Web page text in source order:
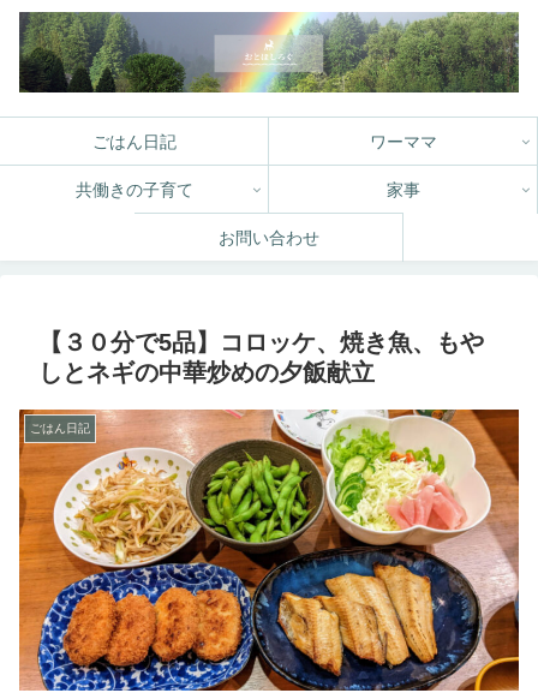
ごはん日記 ワーママ
共働きの子育て 家事
お問い合わせ
【３０分で5品】コロッケ、焼き魚、もや
しとネギの中華炒めの夕飯献立
ごはん日記